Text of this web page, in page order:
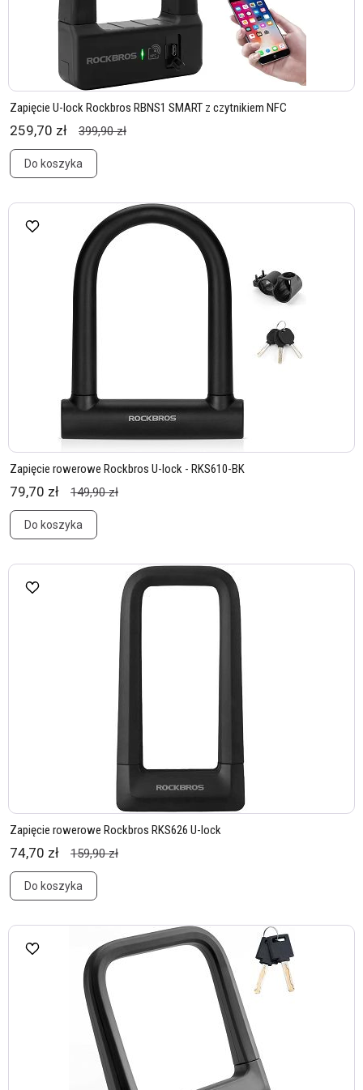
Zapięcie U-lock Rockbros RBNS1 SMART z czytnikiem NFC
259,70 zł 399,90 zł
Do koszyka
Zapięcie rowerowe Rockbros U-lock - RKS610-BK
79,70 zł 149,90 zł
Do koszyka
Zapięcie rowerowe Rockbros RKS626 U-lock
74,70 zł 159,90 zł
Do koszyka